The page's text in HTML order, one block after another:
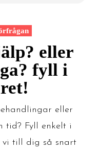
eller
fyll i
eller
tid? Fyll enkelt i
vi till dig så snart